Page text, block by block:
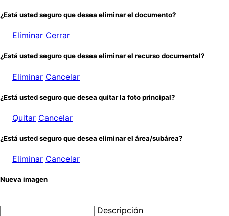
¿Está usted seguro que desea eliminar el documento?
Eliminar Cerrar
¿Está usted seguro que desea eliminar el recurso documental?
Eliminar Cancelar
¿Está usted seguro que desea quitar la foto principal?
Quitar Cancelar
¿Está usted seguro que desea eliminar el área/subárea?
Eliminar Cancelar
Nueva imagen
Descripción